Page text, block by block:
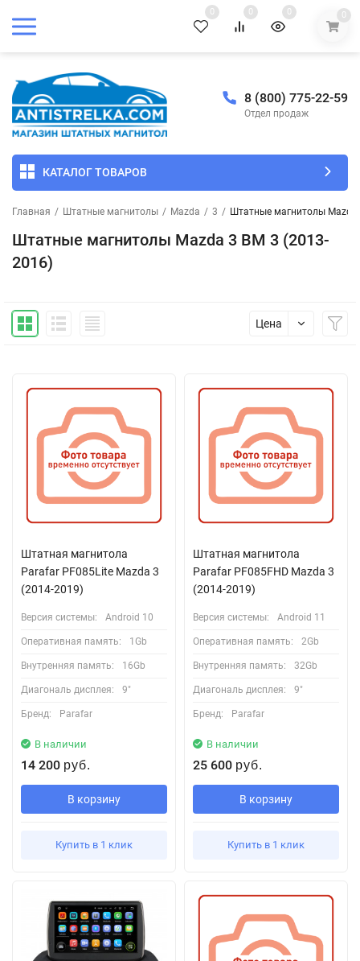
0 0 0 0
8 (800) 775-22-59
Отдел продаж
КАТАЛОГ ТОВАРОВ
Главная / Штатные магнитолы / Mazda / 3 / Штатные магнитолы Mazda
Штатные магнитолы Mazda 3 BM 3 (2013-
2016)
Цена
Штатная магнитола
Parafar PF085Lite Mazda 3
(2014-2019)
Версия системы: Android 10
Оперативная память: 1Gb
Внутренняя память: 16Gb
Диагональ дисплея: 9"
Бренд: Parafar
В наличии
14 200 руб.
В корзину
Купить в 1 клик
Штатная магнитола
Parafar PF085FHD Mazda 3
(2014-2019)
Версия системы: Android 11
Оперативная память: 2Gb
Внутренняя память: 32Gb
Диагональ дисплея: 9"
Бренд: Parafar
В наличии
25 600 руб.
В корзину
Купить в 1 клик